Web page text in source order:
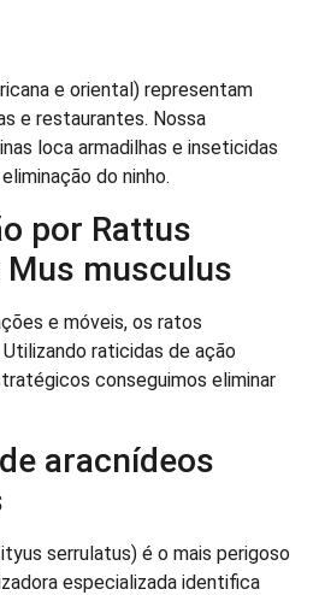
e oriental) representam
e restaurantes. Nossa
loca armadilhas e inseticidas
do ninho.
por Rattus
musculus
e móveis, os ratos
raticidas de ação
conseguimos eliminar
aracnídeos
serrulatus) é o mais perigoso
especializada identifica